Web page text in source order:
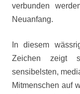
verbunden
Neuanfang.
In diesem
Zeichen zeigt
sensibelsten,
Mitmenschen auf